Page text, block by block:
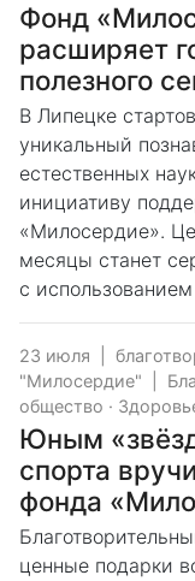
Фонд
расширяет
полезного
В Липецке
уникальный
естественных
инициативу
«Милосердие».
месяцы станет
с
23 июля
"Милосердие"
общество ·
Юным
спорта
фонда
ценные подарки